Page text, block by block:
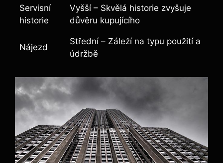
Servisní
historie
Vyšší – Skvělá historie zvyšuje
důvěru kupujícího
Nájezd
Střední – Záleží na typu použití a
údržbě